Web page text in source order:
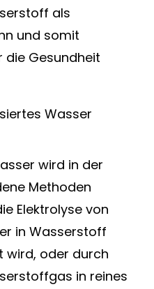
als
und somit
die Gesundheit
Wasser
wird in der
Methoden
Elektrolyse von
in Wasserstoff
wird, oder durch
in reines